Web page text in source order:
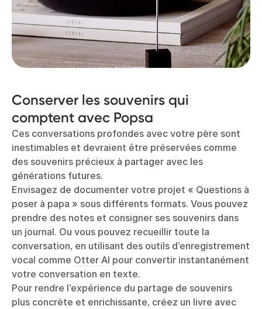
Conserver les souvenirs qui
comptent avec Popsa
Ces conversations profondes avec votre père sont
inestimables et devraient être préservées comme
des souvenirs précieux à partager avec les
générations futures.
Envisagez de documenter votre projet « Questions à
poser à papa » sous différents formats. Vous pouvez
prendre des notes et consigner ses souvenirs dans
un journal. Ou vous pouvez recueillir toute la
conversation, en utilisant des outils d’enregistrement
vocal comme Otter AI pour convertir instantanément
votre conversation en texte.
Pour rendre l’expérience du partage de souvenirs
plus concrète et enrichissante, créez un livre avec